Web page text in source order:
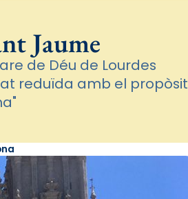
Jaume
de Déu de Lourdes
reduïda amb el propòsit